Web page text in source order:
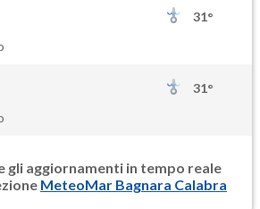
31°
31°
gli aggiornamenti in tempo reale
MeteoMar Bagnara Calabra